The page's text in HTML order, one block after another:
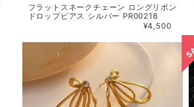
フラットスネークチェーン ロングリボン
ドロップピアス シルバー PR00218
¥4,500